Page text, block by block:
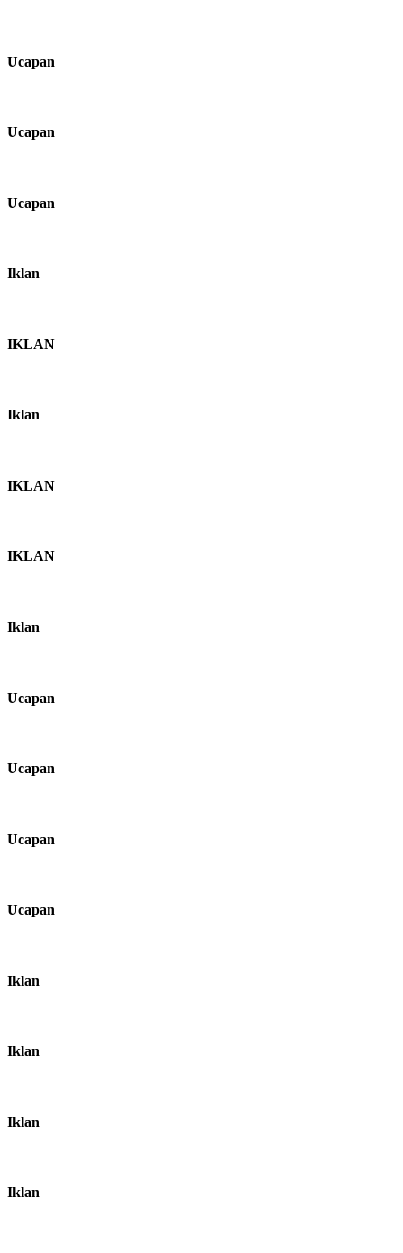
Ucapan
Ucapan
Ucapan
Iklan
IKLAN
Iklan
IKLAN
IKLAN
Iklan
Ucapan
Ucapan
Ucapan
Ucapan
Iklan
Iklan
Iklan
Iklan